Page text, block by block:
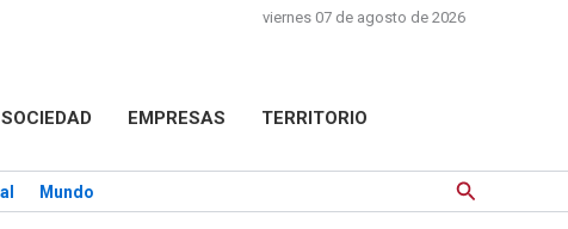
viernes 07 de agosto de 2026
SOCIEDAD EMPRESAS TERRITORIO
Mundo Buscar